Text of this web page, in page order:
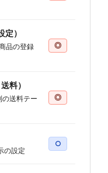
定）
品の登録
◎
料）
の送料テー
◎
の設定
○